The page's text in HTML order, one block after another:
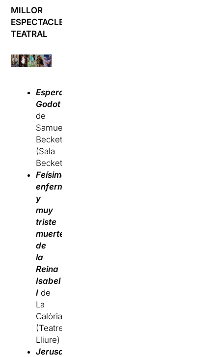
MILLOR
ESPECTACLE
TEATRAL
Esperant
Godot
de
Samuel
Beckett
(Sala
Beckett)
Feísima
enfermedad
y
muy
triste
muerte
de
la
Reina
Isabel
Ide
La
Calòria
(Teatre
Lliure)
Jerusalem